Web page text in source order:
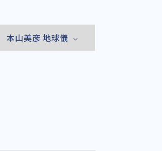
本山美彦 地球儀